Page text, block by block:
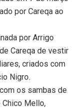
por Careqa ao
por Arrigo
Careqa de vestir
criados com
Nigro.
os sambas de
Chico Mello,